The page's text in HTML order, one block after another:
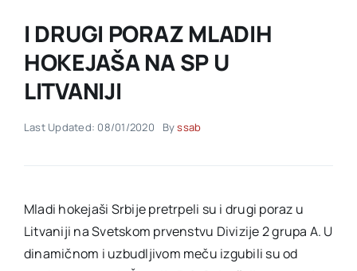
Akti SSAB
Kontakt
I DRUGI PORAZ MLADIH
HOKEJAŠA NA SP U
LITVANIJI
Last Updated: 08/01/2020 Byssab
Mladi hokejaši Srbije pretrpeli su i drugi poraz u
Litvaniji na Svetskom prvenstvu Divizije 2 grupa A. U
dinamičnom i uzbudljivom meču izgubili su od